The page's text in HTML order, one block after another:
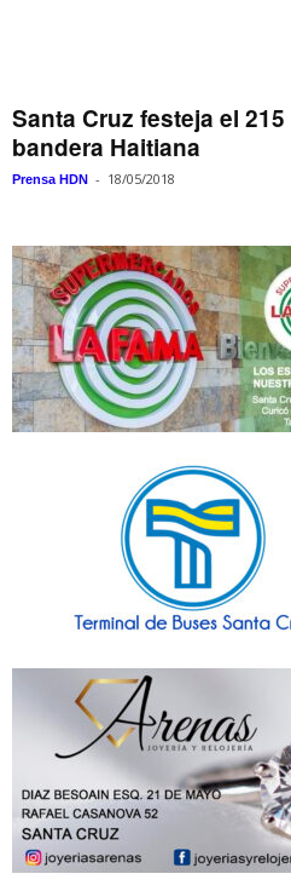
Santa Cruz festeja el
bandera Haitiana
Prensa HDN - 18/05/2018